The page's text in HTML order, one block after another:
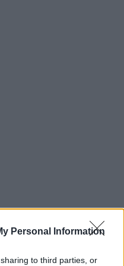
Personal Information
to third parties, or